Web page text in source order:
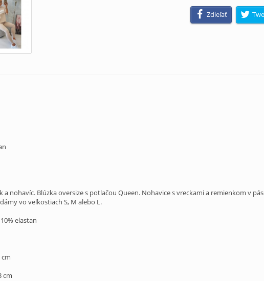
Zdieľať
a nohavíc. Blúzka oversize s potlačou Queen. Nohavice s vreckami a remienkom v
vo veľkostiach S, M alebo L.
elastan
cm